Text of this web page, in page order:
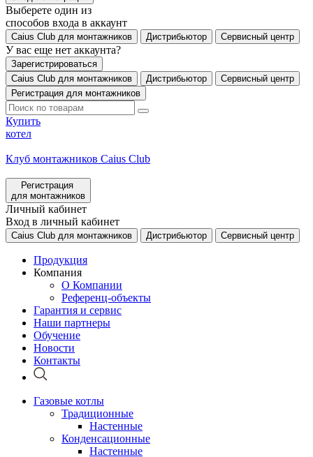
Выберете один из
способов входа в аккаунт
Caius Club для монтажников Дистрибьютор Сервисный центр
У вас еще нет аккаунта?
Зарегистрироваться
Caius Club для монтажников
Дистрибьютор
Сервисный центр
Регистрация для монтажников
Купить
котел
Клуб монтажников Caius Club
Регистрация
для монтажников
Личный кабинет
Вход в личный кабинет
Caius Club для монтажников Дистрибьютор Сервисный центр
Продукция
Компания
О Компании
Референц-объекты
Гарантия и сервис
Наши партнеры
Обучение
Новости
Контакты
Газовые котлы
Традиционные
Настенные
Конденсационные
Настенные